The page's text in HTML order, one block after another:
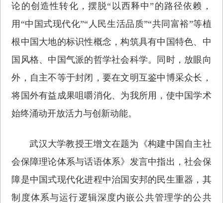
论的创造性转化，摆脱“以西释中”的路径依赖，
用“中国式现代化”“人民生活品质”“共同富裕”等植
根中国大地的标识性概念，构筑具有中国特色、中
国风格、中国气派的哲学社会科学。同时，放眼向
外，自主不等于封闭，要在文明互鉴中博采众长，
将国外有益成果咀嚼消化、为我所用，使中国学术
始终涌动开放活力与创新动能。
武汉大学教授王增文在题为《构建中国自主社
会保障理论体系与话语体系》发言中指出，社会保
障是中国式现代化进程中治国安邦的民生重器，其
制度体系与运行逻辑深度内嵌公共管理学的公共